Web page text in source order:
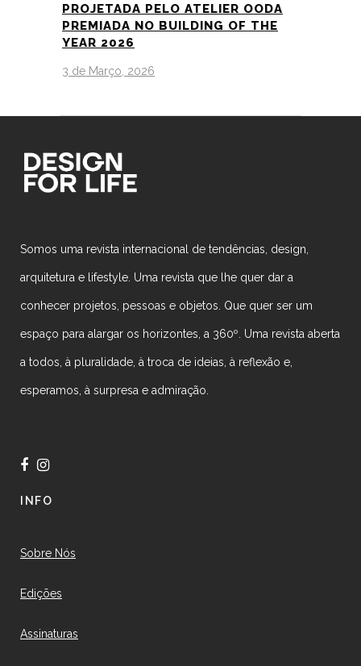
PROJETADA PELO ATELIER OODA
PREMIADA NO BUILDING OF THE
YEAR 2026
3 de Março, 2026
Somos uma revista internacional de tendências, design,
arquitetura e lifestyle. Uma revista que lhe quer dar a
conhecer projetos, pessoas e objetos. Que quer ser um
espaço para alargar os horizontes, a 360º. Uma revista aberta
a todos, à pluralidade, à troca de ideias, à reflexão e,
esperamos, à surpresa e admiração.
INFO
Sobre Nós
Edições
Assinaturas